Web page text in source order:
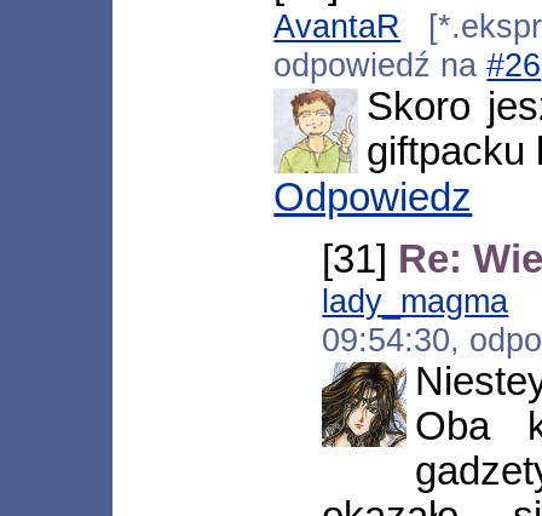
AvantaR
odpowiedź na#26
Skoro
giftpacku
Odpowiedz
[31] Re:
lady_magma
09:54:30,
Oba